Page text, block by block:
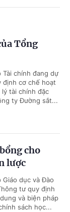
Tổng
Tài chính đang dự
định cơ chế hoạt
tài chính đặc
ty Đường sắt...
cho
lược
dục và Đào
tư quy định
và biện pháp
sách học...